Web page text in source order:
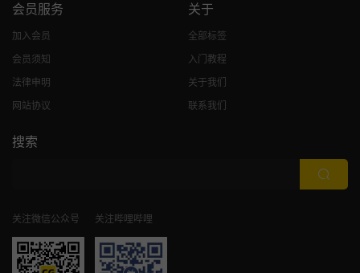
会员服务
加入会员
会员须知
法律申明
网站协议
关于
全部标签
入门教程
关于我们
联系我们
搜索
关注微信公众号 关注哔哩哔哩